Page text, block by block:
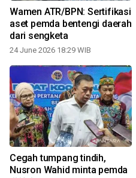
Wamen ATR/BPN: Sertifikasi
aset pemda bentengi daerah
dari sengketa
24 June 2026 18:29 WIB
Cegah tumpang tindih,
Nusron Wahid minta pemda